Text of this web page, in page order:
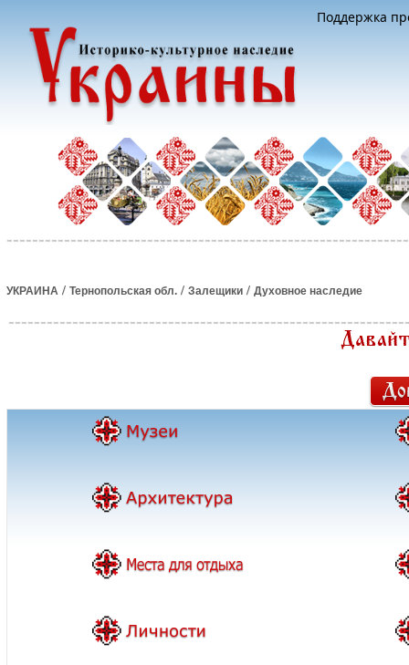
Поддержка
УКРАИНА / Тернопольская обл. / Залещики / Духовное наследие